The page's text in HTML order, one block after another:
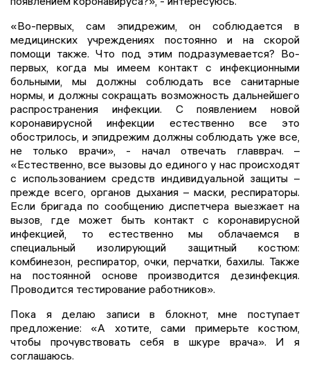
«Во-первых, сам эпидрежим, он соблюдается в
медицинских учреждениях постоянно и на скорой
помощи также. Что под этим подразумевается? Во-
первых, когда мы имеем контакт с инфекционными
больными, мы должны соблюдать все санитарные
нормы, и должны сокращать возможность дальнейшего
распространения инфекции. С появлением новой
коронавирусной инфекции естественно все это
обострилось, и эпидрежим должны соблюдать уже все,
не только врачи», - начал отвечать главврач. –
«Естественно, все вызовы до единого у нас происходят
с использованием средств индивидуальной защиты –
прежде всего, органов дыхания – маски, респираторы.
Если бригада по сообщению диспетчера выезжает на
вызов, где может быть контакт с коронавирусной
инфекцией, то естественно мы облачаемся в
специальный изолирующий защитный костюм:
комбинезон, респиратор, очки, перчатки, бахилы. Также
на постоянной основе производится дезинфекция.
Проводится тестирование работников».
Пока я делаю записи в блокнот, мне поступает
предложение: «А хотите, сами примерьте костюм,
чтобы прочувствовать себя в шкуре врача». И я
соглашаюсь.